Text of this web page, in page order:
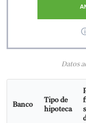
Datos
Banco
Tipo de
hipoteca